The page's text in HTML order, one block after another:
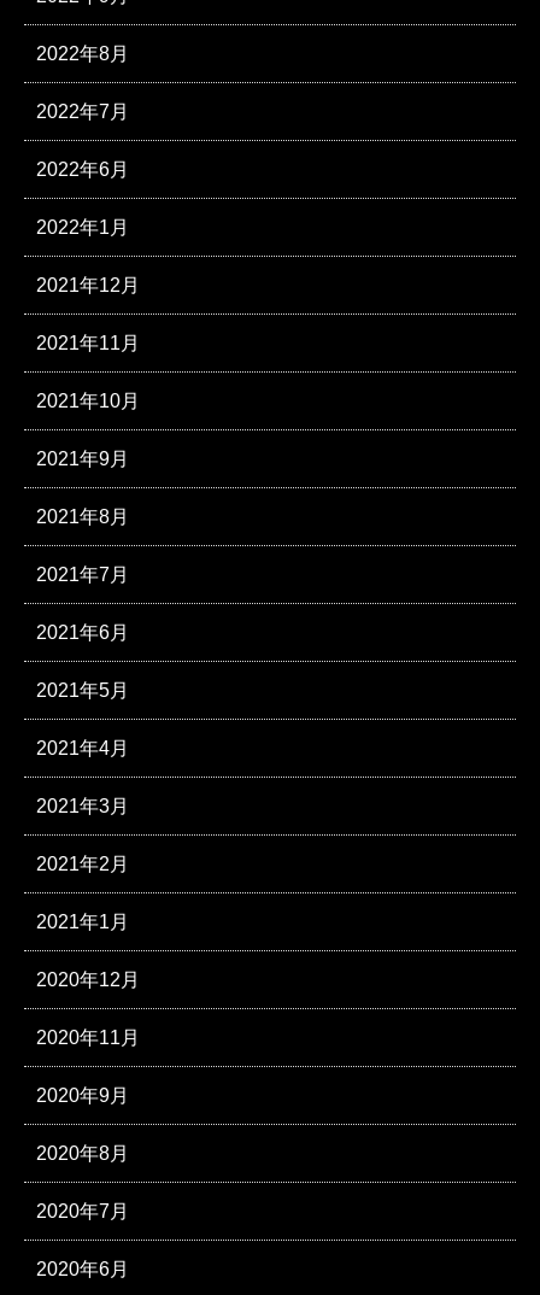
2022年8月
2022年7月
2022年6月
2022年1月
2021年12月
2021年11月
2021年10月
2021年9月
2021年8月
2021年7月
2021年6月
2021年5月
2021年4月
2021年3月
2021年2月
2021年1月
2020年12月
2020年11月
2020年9月
2020年8月
2020年7月
2020年6月